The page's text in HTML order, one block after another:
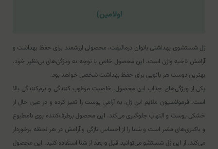
اولامین)
ژل شستشوی بهداشتی بانوان درمالیفت، محصولی ارزشمند برای حفظ بهداشت و
آرامش ناحیه واژن است. این محصول خاص با توجه به ویژگی‌های بی‌نظیر خود،
بهترین دوست هر بانویی برای حفظ بهداشت شخصی خواهد بود.
یکی از ویژگی‌های جذاب این محصول، خاصیت مرطوب کنندگی و نرم‌کنندگی بالا
است. فرمولاسیون ملایم این ژل، به آرامی پوست را تمیز کرده و در عین حال از
خشکی پوست و التهاب جلوگیری می‌کند. این محصول برطرف‌کننده‌ بوی نامطبوع
و باکتری‌های مضر است و شما را از احساس تازگی و آرامش در هر لحظه برخوردار
می‌کند. از این ژل شستشو می‌توانید قبل و بعد از شنا استفاده کنید. این محصول